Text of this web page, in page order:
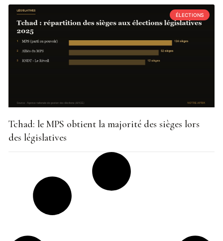
ÉLECTIONS
Tchad: le MPS obtient la majorité des sièges lors
des législatives